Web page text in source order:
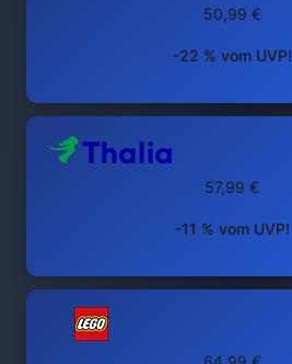
50,99 €
-22 % vom UVP!
57,99 €
-11 % vom UVP!